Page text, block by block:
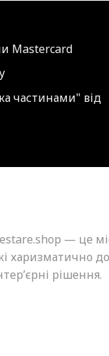
Mastercard
частинами" від
— це
харизматично
рішення.